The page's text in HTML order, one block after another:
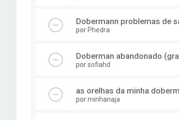
Dobermann problemas de
por Phedra
Doberman abandonado
porsofiahd
as orelhas da minha
porminhanaja